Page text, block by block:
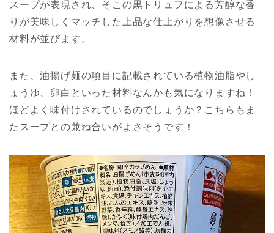
スープが表現され、そこの黒トリュフによる芳醇な香
りが美味しくマッチした上品な仕上がりを想像させる
材料が並びます。
また、油揚げ麺の項目に記載されている植物油脂やし
ょうゆ、卵白といった材料なんかも気になりますね！
ほどよく味付けされているのでしょうか？こちらもま
たスープとの兼ね合いがよさそうです！